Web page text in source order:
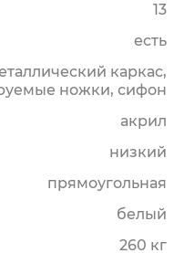
13
есть
каркас,
ножки, сифон
акрил
низкий
прямоугольная
белый
260 кг